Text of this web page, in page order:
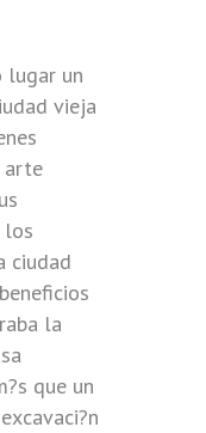
lugar un
vieja
arte
los
ciudad
la
que un